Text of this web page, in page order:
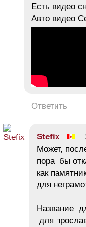
Есть видео
Авто видео
Ответить
Stefix
Может,
пора бы
как
для
Название
для